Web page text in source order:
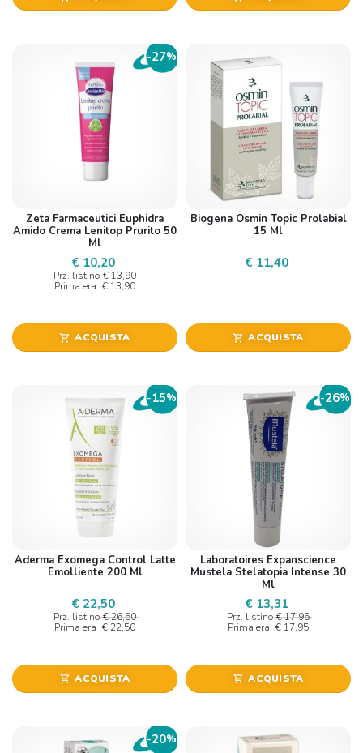
-27%
Zeta Farmaceutici Euphidra
Amido Crema Lenitop Prurito 50
Ml
€ 10,20
Prz. listino € 13,90
Prima era € 13,90
shopping_cart ACQUISTA
Biogena Osmin Topic Prolabial
15 Ml
€ 11,40
shopping_cart ACQUISTA
-15%
Aderma Exomega Control Latte
Emolliente 200 Ml
€ 22,50
Prz. listino € 26,50
Prima era € 22,50
shopping_cart ACQUISTA
-26%
Laboratoires Expanscience
Mustela Stelatopia Intense 30
Ml
€ 13,31
Prz. listino € 17,95
Prima era € 17,95
shopping_cart ACQUISTA
-20%